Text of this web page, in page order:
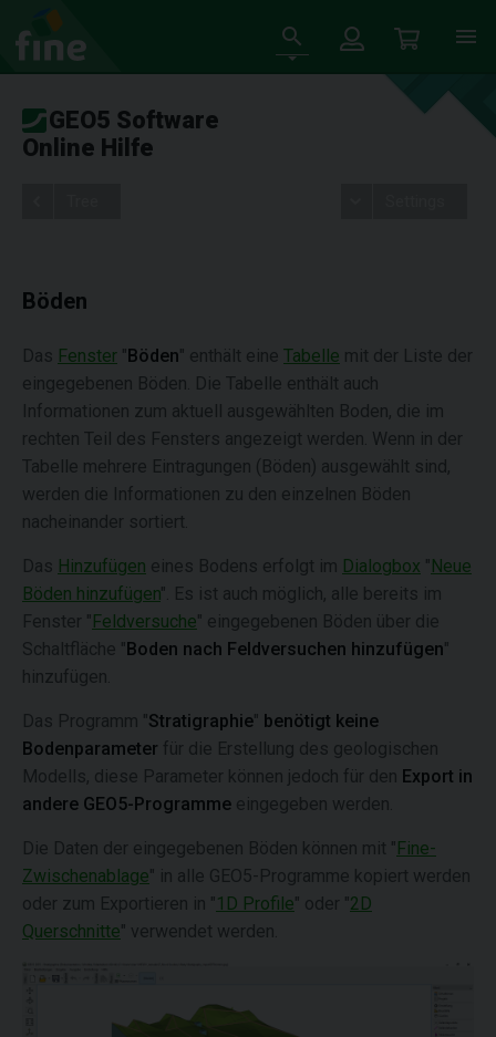
GEO5 Software
Online Hilfe
Böden
Das Fenster "Böden" enthält eine Tabelle mit der Liste der
eingegebenen Böden. Die Tabelle enthält auch
Informationen zum aktuell ausgewählten Boden, die im
rechten Teil des Fensters angezeigt werden. Wenn in der
Tabelle mehrere Eintragungen (Böden) ausgewählt sind,
werden die Informationen zu den einzelnen Böden
nacheinander sortiert.
Das Hinzufügen eines Bodens erfolgt im Dialogbox "Neue
Böden hinzufügen". Es ist auch möglich, alle bereits im
Fenster "Feldversuche" eingegebenen Böden über die
Schaltfläche "Boden nach Feldversuchen hinzufügen"
hinzufügen.
Das Programm "Stratigraphie" benötigt keine
Bodenparameter für die Erstellung des geologischen
Modells, diese Parameter können jedoch für den Export in
andere GEO5-Programme eingegeben werden.
Die Daten der eingegebenen Böden können mit "Fine-
Zwischenablage" in alle GEO5-Programme kopiert werden
oder zum Exportieren in "1D Profile" oder "2D
Querschnitte" verwendet werden.